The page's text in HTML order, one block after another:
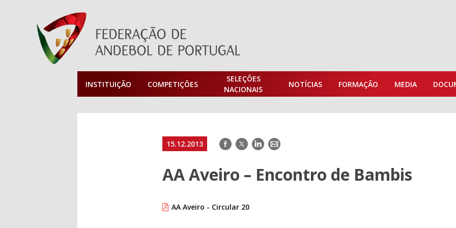
INSTITUIÇÃO COMPETIÇÕES
SELEÇÕES
NACIONAIS
NOTÍCIAS FORMAÇÃO MEDIA
15.12.2013 Facebook
TwitterLinkedIn
E-
AA Aveiro – Encontro de Bambis
AA Aveiro - Circular 20